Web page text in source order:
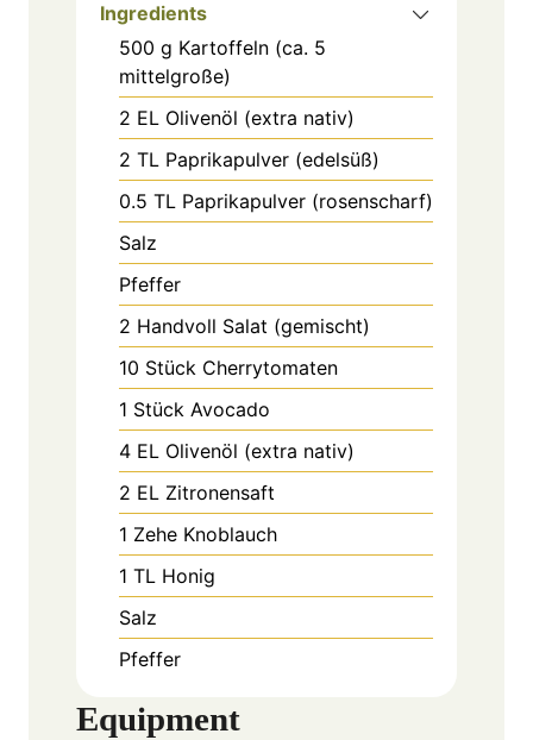
Ingredients
500 g Kartoffeln (ca. 5
mittelgroße)
2 EL Olivenöl (extra nativ)
2 TL Paprikapulver (edelsüß)
0.5 TL Paprikapulver (rosenscharf)
Salz
Pfeffer
2 Handvoll Salat (gemischt)
10 Stück Cherrytomaten
1 Stück Avocado
4 EL Olivenöl (extra nativ)
2 EL Zitronensaft
1 Zehe Knoblauch
1 TL Honig
Salz
Pfeffer
Equipment